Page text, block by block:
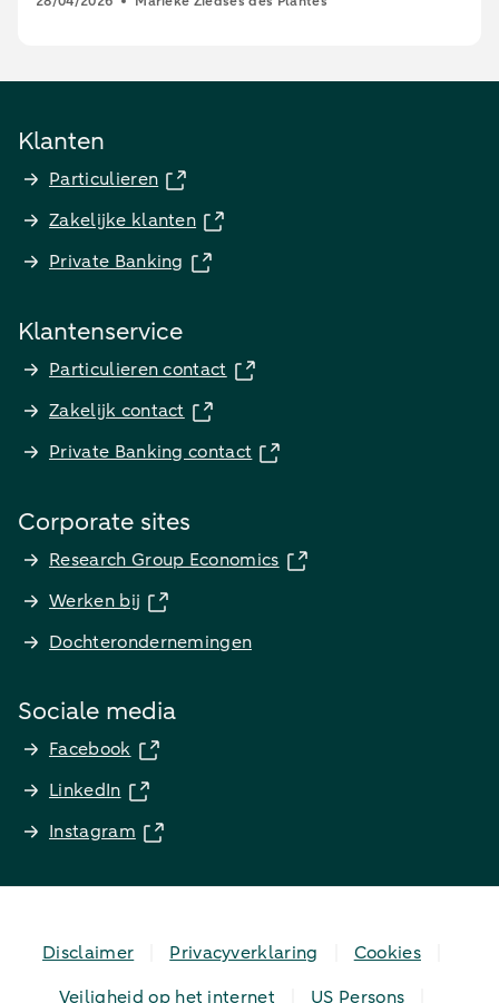
Klanten
Particulieren
Zakelijke klanten
Private Banking
Klantenservice
Particulieren contact
Zakelijk contact
Private Banking contact
Corporate sites
Research Group Economics
Werken bij
Dochterondernemingen
Sociale media
Facebook
LinkedIn
Instagram
Disclaimer Privacyverklaring
Cookies
Veiligheid op het internet
US Persons